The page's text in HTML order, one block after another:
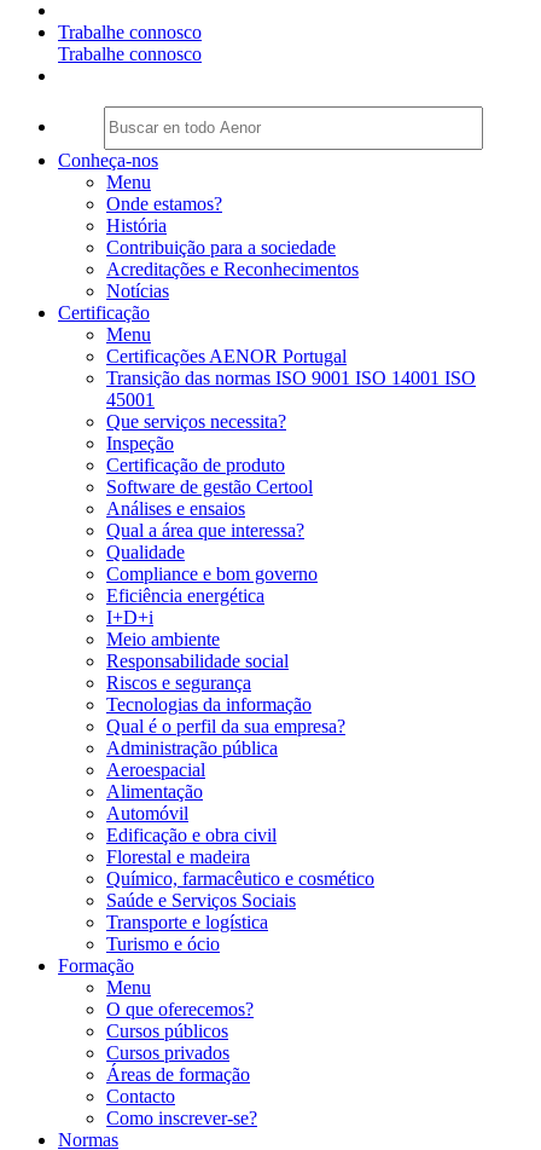
Trabalhe connosco
Trabalhe connosco
Conheça-nos
Menu
Onde estamos?
História
Contribuição para a sociedade
Acreditações e Reconhecimentos
Notícias
Certificação
Menu
Certificações AENOR Portugal
Transição das normas ISO 9001 ISO 14001 ISO
45001
Que serviços necessita?
Inspeção
Certificação de produto
Software de gestão Certool
Análises e ensaios
Qual a área que interessa?
Qualidade
Compliance e bom governo
Eficiência energética
I+D+i
Meio ambiente
Responsabilidade social
Riscos e segurança
Tecnologias da informação
Qual é o perfil da sua empresa?
Administração pública
Aeroespacial
Alimentação
Automóvil
Edificação e obra civil
Florestal e madeira
Químico, farmacêutico e cosmético
Saúde e Serviços Sociais
Transporte e logística
Turismo e ócio
Formação
Menu
O que oferecemos?
Cursos públicos
Cursos privados
Áreas de formação
Contacto
Como inscrever-se?
Normas